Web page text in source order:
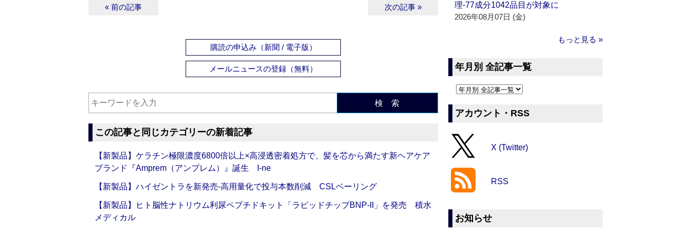
« 前の記事 次の記事 »
購読の申込み（新聞 / 電子版）
メールニュースの登録（無料）
検 索
この記事と同じカテゴリーの新着記事
【新製品】ケラチン極限濃度6800倍以上×高浸透密着処方で、髪を芯から満たす新ヘアケア
ブランド『Amprem（アンプレム）』誕生 I-ne
【新製品】ハイゼントラを新発売‐高用量化で投与本数削減 CSLベーリング
【新製品】ヒト脳性ナトリウム利尿ペプチドキット「ラピッドチップBNP-II」を発売 積水
メディカル
理‐77成分1042品目が対象に
2026年08月07日 (金)
もっと見る »
年月別 全記事一覧
アカウント・RSS
X (Twitter)
RSS
お知らせ